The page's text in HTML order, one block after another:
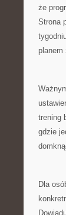
że
Strona
planem
trening
gdzie
Dla